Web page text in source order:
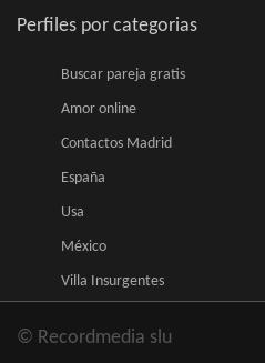
Perfiles por categorias
Buscar pareja gratis
Amor online
Contactos Madrid
España
Usa
México
Villa Insurgentes
© Recordmedia slu